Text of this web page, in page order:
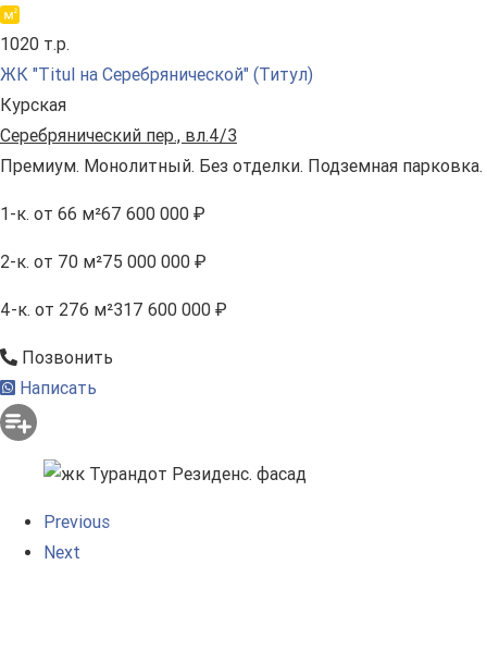
1020 т.р.
ЖК "Titul на Серебрянической" (Титул)
Курская
Серебрянический пер., вл.4/3
Премиум. Монолитный. Без отделки. Подземная парковка.
1-к. от 66 м²67 600 000 ₽
2-к. от 70 м²75 000 000 ₽
4-к. от 276 м²317 600 000 ₽
Позвонить
Написать
Previous
Next